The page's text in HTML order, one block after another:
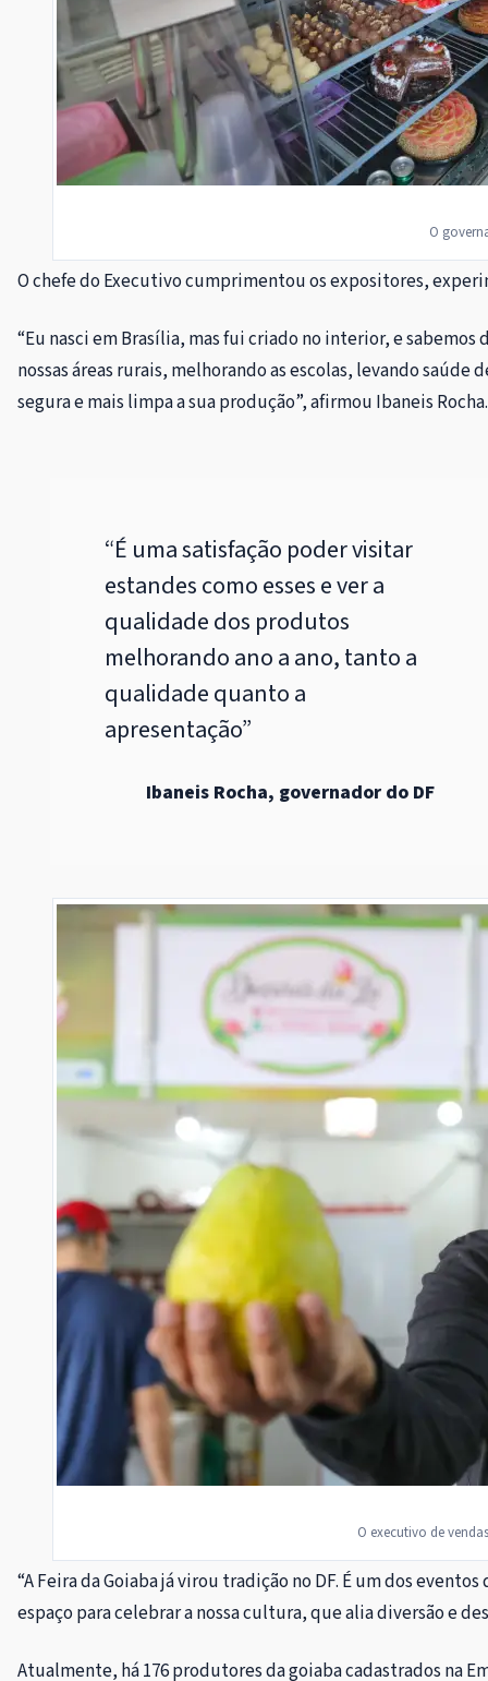
O
O chefe do Executivo cumprimentou os expositores,
“Eu nasci em Brasília, mas fui criado no interior, e
nossas áreas rurais, melhorando as escolas, levando
segura e mais limpa a sua produção”, afirmou Ibaneis Rocha.
“É uma satisfação poder visitar
estandes como esses e ver a
qualidade dos produtos
melhorando ano a ano, tanto a
qualidade quanto a
apresentação”
Ibaneis Rocha, governador do DF
O executivo de
“A Feira da Goiaba já virou tradição no DF. É um dos
espaço para celebrar a nossa cultura, que alia diversão e
Atualmente, há 176 produtores da goiaba cadastrados na